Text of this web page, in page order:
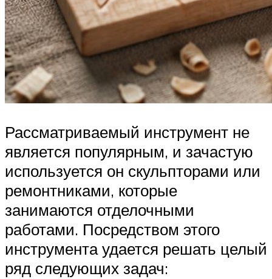
Рассматриваемый инструмент не
является популярным, и зачастую
используется он скульпторами или
ремонтниками, которые
занимаются отделочными
работами. Посредством этого
инструмента удается решать целый
ряд следующих задач: